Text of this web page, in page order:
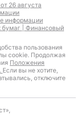
26 августа
информации
| Финансовый
пользования
cookie. Продолжая
Положения
Если вы не хотите,
отключите